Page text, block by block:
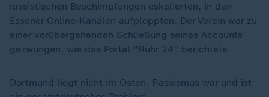
rassistischen Beschimpfungen eskalierten, in den
Essener Online-Kanälen aufploppten. Der Verein war zu
einer vorübergehenden Schließung seines Accounts
gezwungen, wie das Portal "Ruhr 24" berichtete.
Dortmund liegt nicht im Osten. Rassismus war und ist